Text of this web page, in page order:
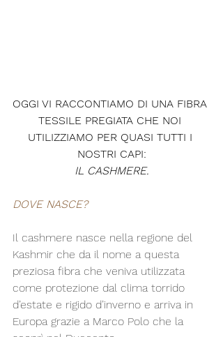
OGGI VI RACCONTIAMO DI UNA FIBRA
TESSILE PREGIATA CHE NOI
UTILIZZIAMO PER QUASI TUTTI I
NOSTRI CAPI:
IL CASHMERE.
DOVE NASCE?
Il cashmere nasce nella regione del
Kashmir che da il nome a questa
preziosa fibra che veniva utilizzata
come protezione dal clima torrido
d’estate e rigido d’inverno e arriva in
Europa grazie a Marco Polo che la